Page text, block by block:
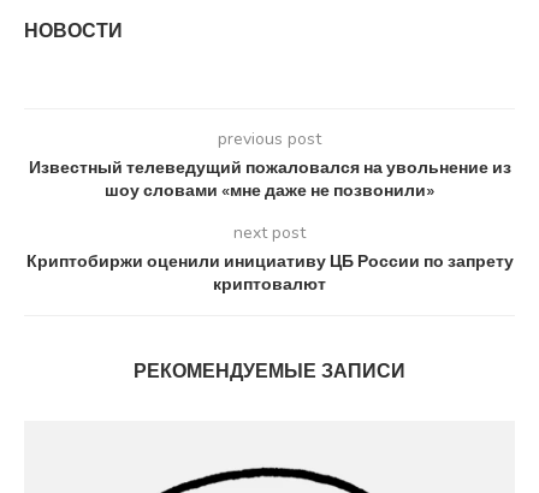
НОВОСТИ
previous post
Известный телеведущий пожаловался на увольнение из
шоу словами «мне даже не позвонили»
next post
Криптобиржи оценили инициативу ЦБ России по запрету
криптовалют
РЕКОМЕНДУЕМЫЕ ЗАПИСИ